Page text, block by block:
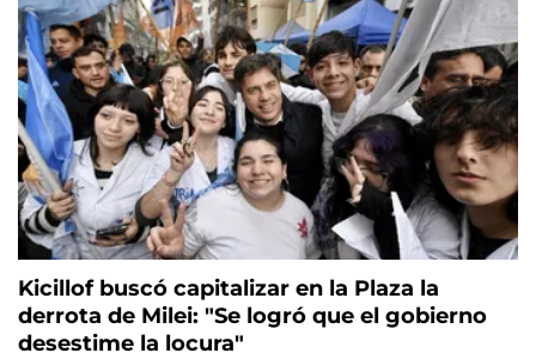
Kicillof buscó capitalizar en la Plaza la
derrota de Milei: "Se logró que el gobierno
desestime la locura"